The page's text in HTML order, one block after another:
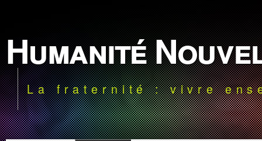
Humanité
La fraternité : vivre